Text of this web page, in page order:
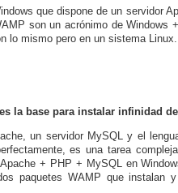
que dispone de un servidor
son un acrónimo de
lo mismo pero en un sistema Linux.
la base para instalar infinidad
un servidor MySQL y el
es una tarea
+ PHP + MySQL en
paquetes WAMP que instalan